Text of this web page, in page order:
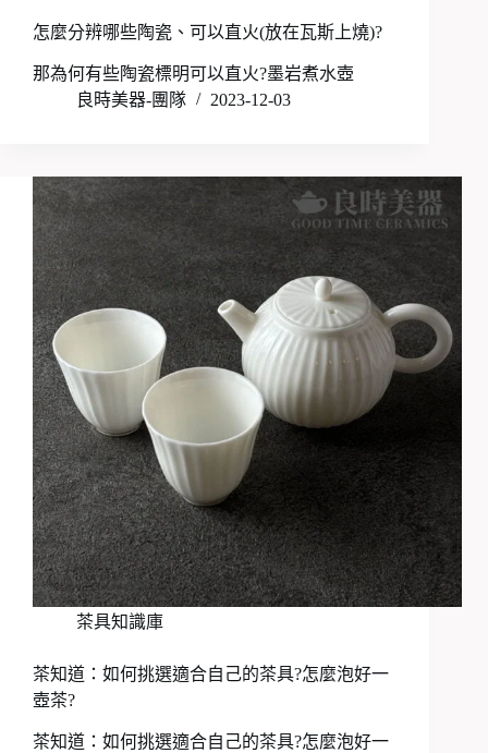
怎麼分辨哪些陶瓷、可以直火(放在瓦斯上燒)?
那為何有些陶瓷標明可以直火?墨岩煮水壺
良時美器-團隊
2023-12-03
茶具知識庫
茶知道：如何挑選適合自己的茶具?怎麼泡好一
壺茶?
茶知道：如何挑選適合自己的茶具?怎麼泡好一